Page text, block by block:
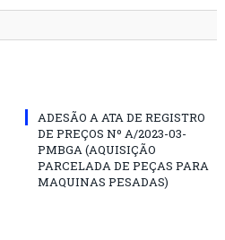
ADESÃO A ATA DE REGISTRO
DE PREÇOS Nº A/2023-03-
PMBGA (AQUISIÇÃO
PARCELADA DE PEÇAS PARA
MAQUINAS PESADAS)